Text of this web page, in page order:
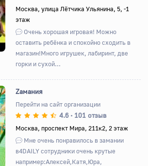
ВпередМосква, улица Лётчика Ульянина, 5, -1
этаж
Очень хорошая игровая! Можно
оставить ребёнка и спокойно сходить в
магазин!Много игрушек, лабиринт, две
горки и сухой...
Вперед
Zамания
Перейти на сайт организации
4.6 • 101 отзыв
Москва, проспект Мира, 211к2, 2 этаж
Мне очень понравилось в замании
в4DAILY сотрудники очень крутые
например:Алексей,Катя,Юра,